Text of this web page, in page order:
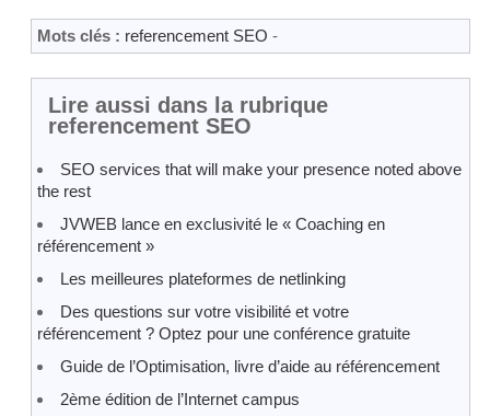
Mots clés : referencement SEO -
Lire aussi dans la rubrique
referencement SEO
SEO services that will make your presence noted above
the rest
JVWEB lance en exclusivité le « Coaching en
référencement »
Les meilleures plateformes de netlinking
Des questions sur votre visibilité et votre
référencement ? Optez pour une conférence gratuite
Guide de l’Optimisation, livre d’aide au référencement
2ème édition de l’Internet campus